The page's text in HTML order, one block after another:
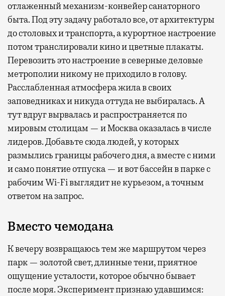
отлаженный механизм-конвейер санаторного
быта. Под эту задачу работало все, от архитектуры
до столовых и транспорта, а курортное настроение
потом транслировали кино и цветные плакаты.
Перевозить это настроение в северные деловые
метрополии никому не приходило в голову.
Расслабленная атмосфера жила в своих
заповедниках и никуда оттуда не выбиралась. А
тут вдруг вырвалась и распространяется по
мировым столицам — и Москва оказалась в числе
лидеров. Добавьте сюда людей, у которых
размылись границы рабочего дня, а вместе с ними
и само понятие отпуска — и вот бассейн в парке с
рабочим Wi-Fi выглядит не курьезом, а точным
ответом на запрос.
Вместо чемодана
К вечеру возвращаюсь тем же маршрутом через
парк — золотой свет, длинные тени, приятное
ощущение усталости, которое обычно бывает
после моря. Эксперимент признаю удавшимся: